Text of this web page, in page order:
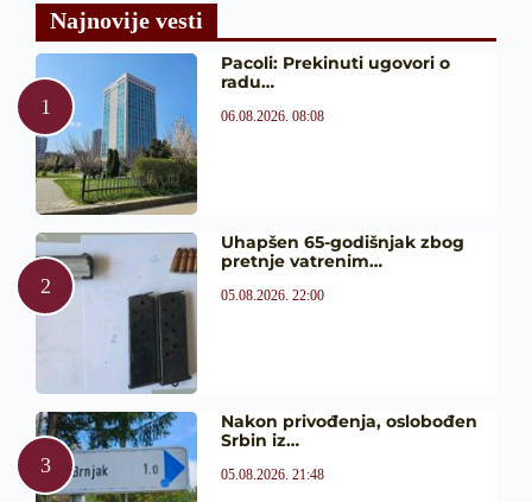
Najnovije vesti
Pacoli: Prekinuti ugovori o
radu…
06.08.2026. 08:08
Uhapšen 65-godišnjak zbog
pretnje vatrenim…
05.08.2026. 22:00
Nakon privođenja, oslobođen
Srbin iz…
05.08.2026. 21:48